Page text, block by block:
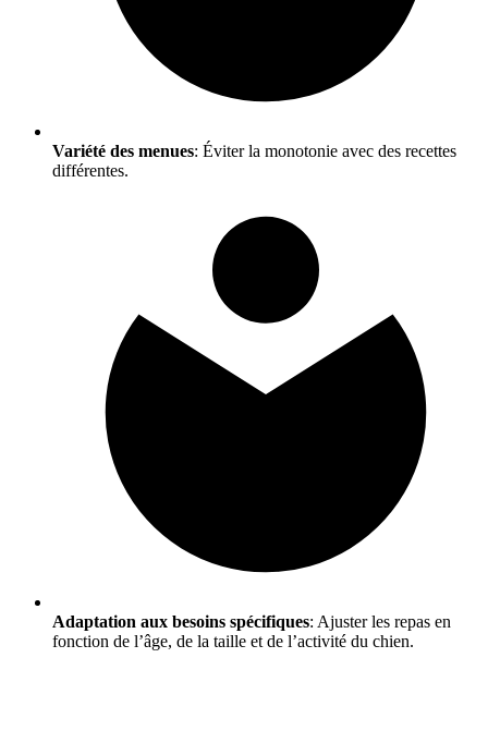
Variété des menues: Éviter la monotonie avec des recettes
différentes.
Adaptation aux besoins spécifiques: Ajuster les repas en
fonction de l’âge, de la taille et de l’activité du chien.